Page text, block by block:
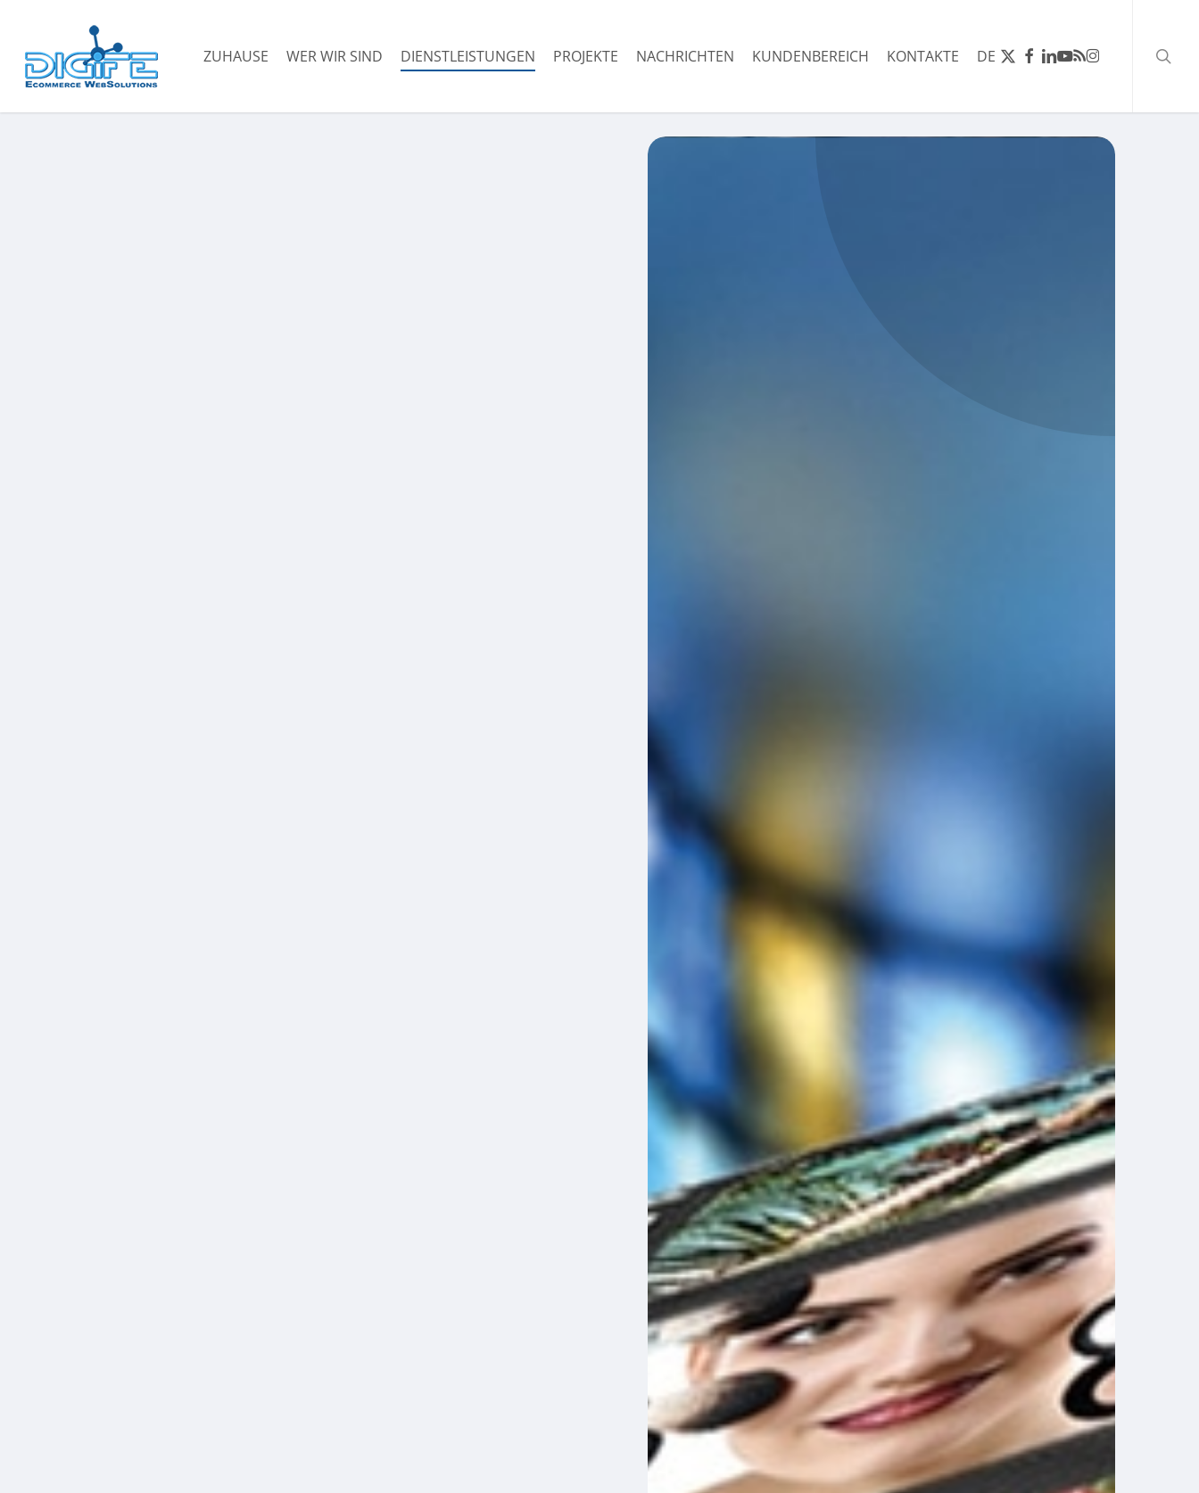
springen
ZUHAUSE WER WIR SIND DIENSTLEISTUNGEN PROJEKTE NACHRICHTEN KUNDENBEREICH KONTAKTE DE X-
TWITTER
FACEBOOK
LINKEDIN
YOUTUBE
RSSINSTAGRAM